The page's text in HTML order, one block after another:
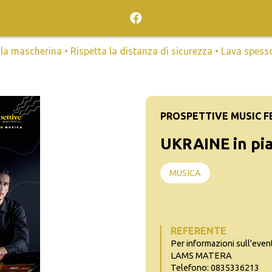
la mascherina • Rispetta la distanza di sicurezza • Lava
PROSPETTIVE MUSIC
UKRAINE in
MUSICA
REFERENTE
Per informazioni
LAMS MATERA
Telefono: 0835336213